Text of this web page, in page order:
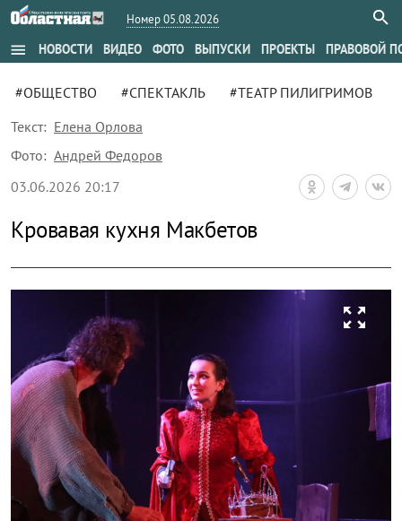
Номер 05.08.2026
menu НОВОСТИ ВИДЕО ФОТО ВЫПУСКИ ПРОЕКТЫ ПРАВОВОЙ
#ОБЩЕСТВО #СПЕКТАКЛЬ
#ТЕАТР ПИЛИГРИМОВ
Текст: Елена Орлова
Фото: Андрей Федоров
03.06.2026 20:17
Кровавая кухня Макбетов
zoom_out_map